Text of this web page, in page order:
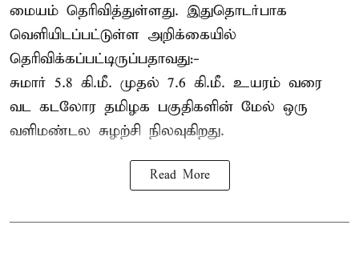
மையம் தெரிவித்துள்ளது. இதுதொடர்பாக
வெளியிடப்பட்டுள்ள அறிக்கையில்
தெரிவிக்கப்பட்டிருப்பதாவது:-
சுமார் 5.8 கி.மீ. முதல் 7.6 கி.மீ. உயரம் வரை
வட கடலோர தமிழக பகுதிகளின் மேல் ஒரு
வளிமண்டல சுழற்சி நிலவுகிறது.
Read More